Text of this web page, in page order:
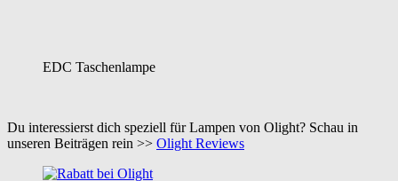
EDC Taschenlampe
Du interessierst dich speziell für Lampen von Olight? Schau in
unseren Beiträgen rein >> Olight Reviews